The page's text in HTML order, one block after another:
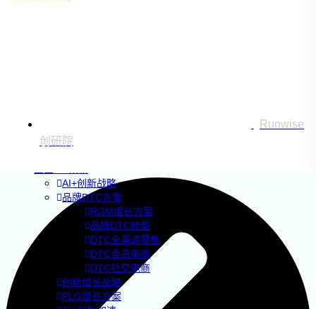
AI+创新战略
品牌DTC方案
RGM增长方案
品牌DTC转型
DTC全渠道零售
DTC会员电商
DTC社交电商
创新增长战略
PLG增长方案
Runwise
创研院